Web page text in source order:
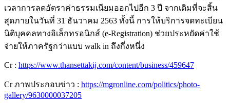
เวลาการลดอัตราค่าธรรมเนียมออกไปอีก 3 ปี จากเดิมที่จะสิ้น
สุดภายในวันที่ 31 ธันวาคม 2563 ทั้งนี้ การให้บริการจดทะเบียน
นิติบุคคลทางอิเล็กทรอนิกส์ (e-Registration) ช่วยประหยัดค่าใช้
จ่ายให้ภาครัฐกว่าแบบ walk in ถึงกึ่งหนึ่ง
Cr : https://www.thansettakij.com/content/business/459647
Cr ภาพประกอบข่าว : https://mgronline.com/politics/photo-
gallery/9630000037205